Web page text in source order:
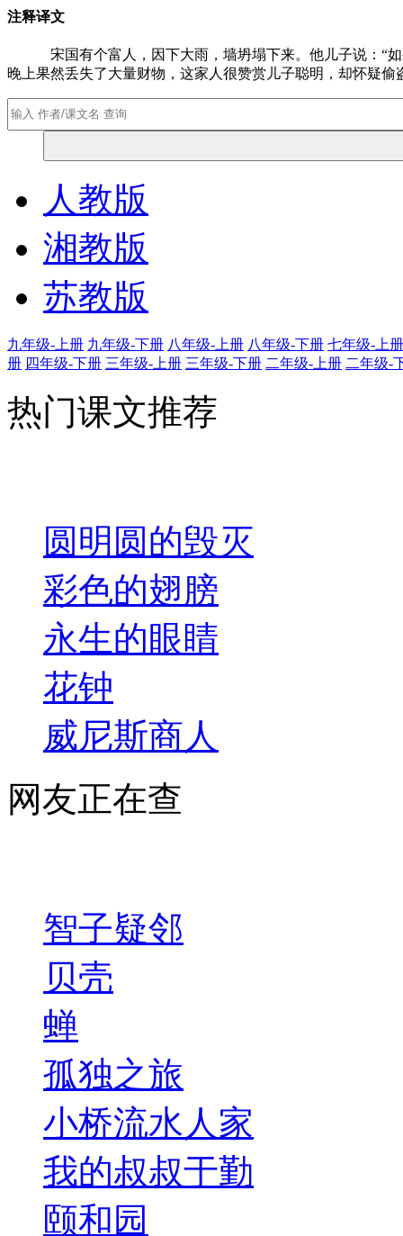
注释译文
宋国有个富人，因下大雨，墙坍塌下来。他儿子说：“如
晚上果然丢失了大量财物，这家人很赞赏儿子聪明，却怀疑偷
人教版
湘教版
苏教版
九年级-上册 九年级-下册 八年级-上册 八年级-下册 七年级-上册
册 四年级-下册 三年级-上册 三年级-下册 二年级-上册 二年级-
热门课文推荐
圆明圆的毁灭
彩色的翅膀
永生的眼睛
花钟
威尼斯商人
网友正在查
智子疑邻
贝壳
蝉
孤独之旅
小桥流水人家
我的叔叔于勤
颐和园